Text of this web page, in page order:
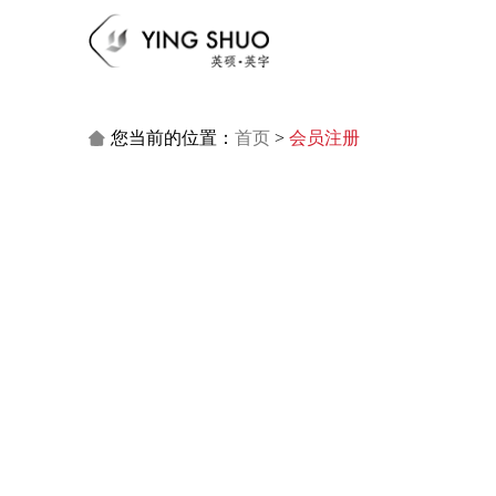
 您当前的位置： 首页 > 会员注册